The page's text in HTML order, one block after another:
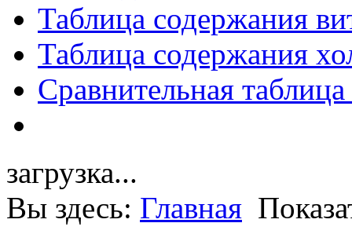
Таблица содержания
Таблица содержания
Сравнительная
загрузка...
Вы здесь: Главная